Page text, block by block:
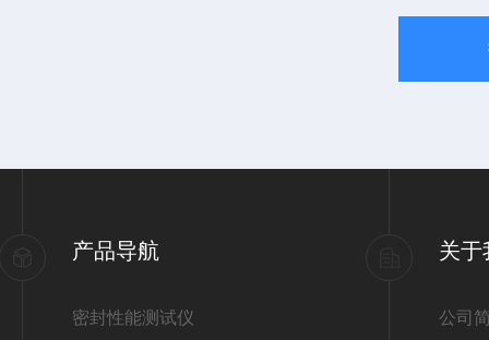
产品导航
密封性能测试仪
关于
公司